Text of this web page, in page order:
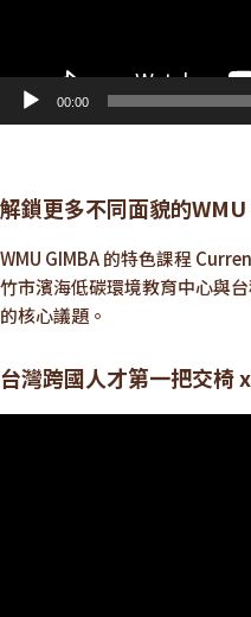
00:00
解鎖更多不同面貌的
WMU GIMBA 的特色課程
竹市濱海低碳環境教育中心與
的核心議題。
台灣跨國人才第一把交椅